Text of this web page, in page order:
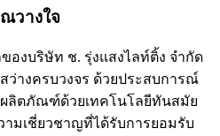
วางใจ
องบริษัท ช. รุ่งแสงไลท์ติ้ง จำกัด
ว่างครบวงจร ด้วยประสบการณ์
ผลิตภัณฑ์ด้วยเทคโนโลยีทันสมัย
มเชี่ยวชาญที่ได้รับการยอมรับ